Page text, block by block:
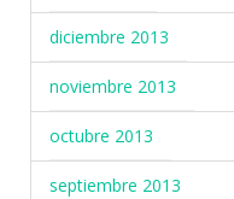
diciembre 2013
noviembre 2013
octubre 2013
septiembre 2013